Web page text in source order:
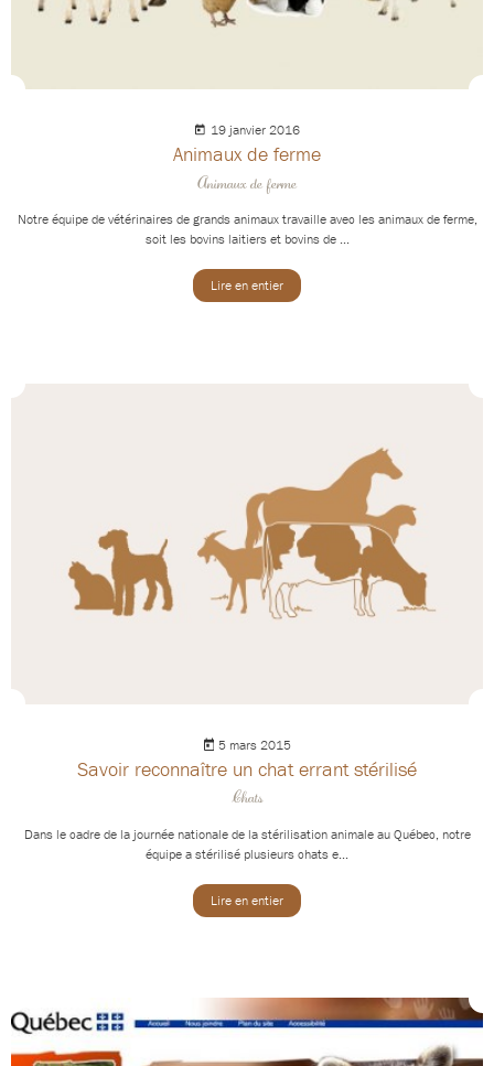
19 janvier 2016
Animaux de ferme
Animaux de ferme
Notre équipe de vétérinaires de grands animaux travaille avec les animaux de ferme,
soit les bovins laitiers et bovins de ...
Lire en entier
5 mars 2015
Savoir reconnaître un chat errant stérilisé
Chats
Dans le cadre de la journée nationale de la stérilisation animale au Québec, notre
équipe a stérilisé plusieurs chats e...
Lire en entier